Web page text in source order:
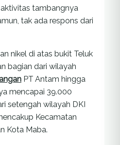
tambangnya
tak ada respons dari
nikel di atas bukit Teluk
bagian dari wilayah
PT Antam hingga
mencapai 39.000
setengah wilayah DKI
Kecamatan
Kota Maba.